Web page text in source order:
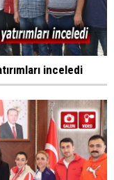
inceledi